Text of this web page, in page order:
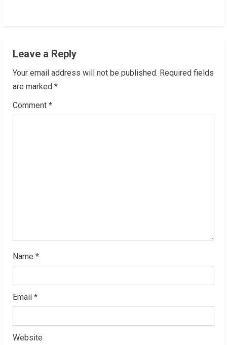
u
e
R
Leave a Reply
Your email address will not be published. Required fields
are marked *
Comment *
Name *
Email *
Website